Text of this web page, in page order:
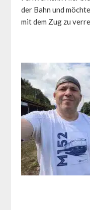
der Bahn und
mit dem Zug zu